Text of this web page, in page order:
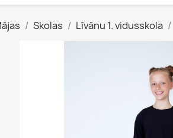
Skolas Līvānu 1. vidusskola